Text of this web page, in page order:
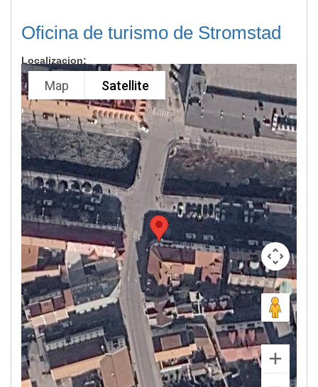
Oficina de turismo de Stromstad
Localizacion:
Map Satellite